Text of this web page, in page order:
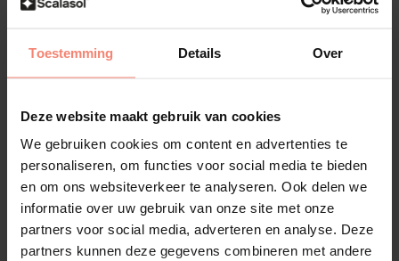
Toestemming Details Over
Deze website maakt gebruik van cookies
We gebruiken cookies om content en advertenties te
personaliseren, om functies voor social media te bieden
en om ons websiteverkeer te analyseren. Ook delen we
informatie over uw gebruik van onze site met onze
partners voor social media, adverteren en analyse. Deze
partners kunnen deze gegevens combineren met andere
Scalasol®
Film aspect tissu | TSQ | Gris |
Publiez votre propre évaluation
Montage intérieur
Effet Tissu / Textile
Statique (pas de couche collante) / réutilisable
Taille:*